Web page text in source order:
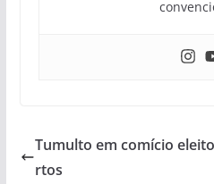
Tumulto em comício
rtos